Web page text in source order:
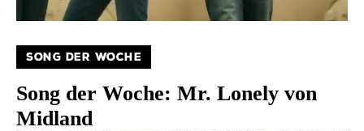
SONG DER WOCHE
Song der Woche: Mr. Lonely von
Midland